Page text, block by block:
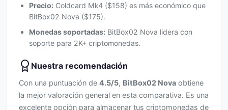
Precio: Coldcard Mk4 ($158) es más económico que
BitBox02 Nova ($175).
Monedas soportadas: BitBox02 Nova lidera con
soporte para 2K+ criptomonedas.
Nuestra recomendación
Con una puntuación de 4.5/5, BitBox02 Nova obtiene
la mejor valoración general en esta comparativa. Es una
excelente opción para almacenar tus criptomonedas de